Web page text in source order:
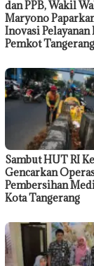
dan PPB, Wakil
Maryono
Inovasi Pelayanan
Pemkot Tangerang
Sambut HUT RI
Gencarkan
Pembersihan
Kota Tangerang